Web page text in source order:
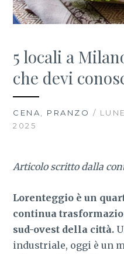
5 locali a
che devi
CENA, PRANZO /
2025
Articolo scritto dalla
Lorenteggio è un
continua
sud-ovest della città.
industriale, oggi è un